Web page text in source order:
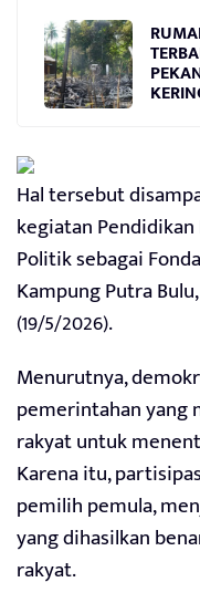
Hal tersebut
kegiatan
Politik sebagai
Kampung Putra
(19/5/2026).
Menurutnya,
pemerintahan yang
rakyat untuk
Karena itu,
pemilih pemula,
yang dihasilkan
rakyat.